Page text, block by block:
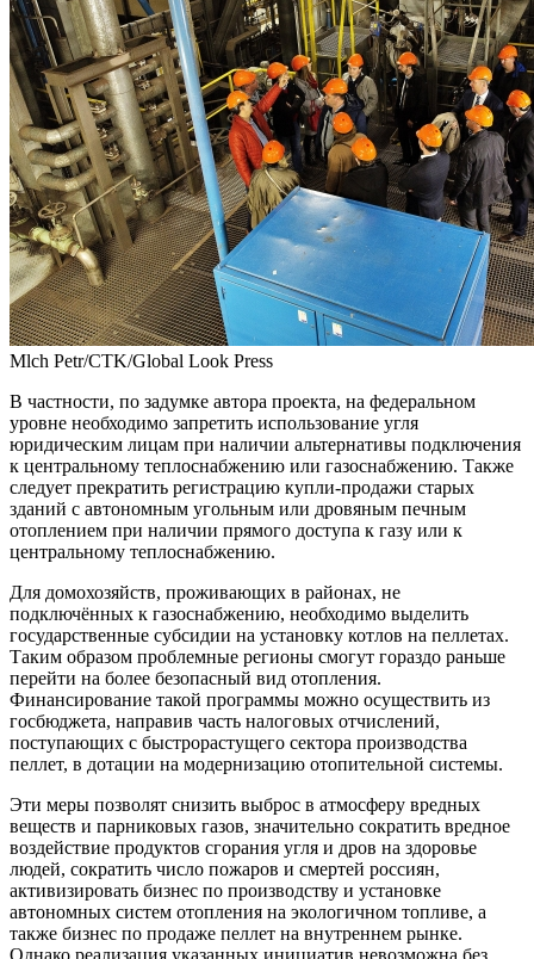
Mlch Petr/CTK/Global Look Press
В частности, по задумке автора проекта, на федеральном
уровне необходимо запретить использование угля
юридическим лицам при наличии альтернативы подключения
к центральному теплоснабжению или газоснабжению. Также
следует прекратить регистрацию купли-продажи старых
зданий с автономным угольным или дровяным печным
отоплением при наличии прямого доступа к газу или к
центральному теплоснабжению.
Для домохозяйств, проживающих в районах, не
подключённых к газоснабжению, необходимо выделить
государственные субсидии на установку котлов на пеллетах.
Таким образом проблемные регионы смогут гораздо раньше
перейти на более безопасный вид отопления.
Финансирование такой программы можно осуществить из
госбюджета, направив часть налоговых отчислений,
поступающих с быстрорастущего сектора производства
пеллет, в дотации на модернизацию отопительной системы.
Эти меры позволят снизить выброс в атмосферу вредных
веществ и парниковых газов, значительно сократить вредное
воздействие продуктов сгорания угля и дров на здоровье
людей, сократить число пожаров и смертей россиян,
активизировать бизнес по производству и установке
автономных систем отопления на экологичном топливе, а
также бизнес по продаже пеллет на внутреннем рынке.
Однако реализация указанных инициатив невозможна без